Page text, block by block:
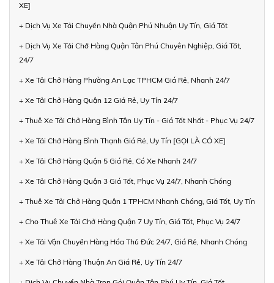
XE]
+ Dịch Vụ Xe Tải Chuyển Nhà Quận Phú Nhuận Uy Tín, Giá Tốt
+ Dịch Vụ Xe Tải Chở Hàng Quận Tân Phú Chuyên Nghiệp, Giá Tốt,
24/7
+ Xe Tải Chở Hàng Phường An Lạc TPHCM Giá Rẻ, Nhanh 24/7
+ Xe Tải Chở Hàng Quận 12 Giá Rẻ, Uy Tín 24/7
+ Thuê Xe Tải Chở Hàng Bình Tân Uy Tín - Giá Tốt Nhất - Phục Vụ 24/7
+ Xe Tải Chở Hàng Bình Thạnh Giá Rẻ, Uy Tín [GỌI LÀ CÓ XE]
+ Xe Tải Chở Hàng Quận 5 Giá Rẻ, Có Xe Nhanh 24/7
+ Xe Tải Chở Hàng Quận 3 Giá Tốt, Phục Vụ 24/7, Nhanh Chóng
+ Thuê Xe Tải Chở Hàng Quận 1 TPHCM Nhanh Chóng, Giá Tốt, Uy Tín
+ Cho Thuê Xe Tải Chở Hàng Quận 7 Uy Tín, Giá Tốt, Phục Vụ 24/7
+ Xe Tải Vận Chuyển Hàng Hóa Thủ Đức 24/7, Giá Rẻ, Nhanh Chóng
+ Xe Tải Chở Hàng Thuận An Giá Rẻ, Uy Tín 24/7